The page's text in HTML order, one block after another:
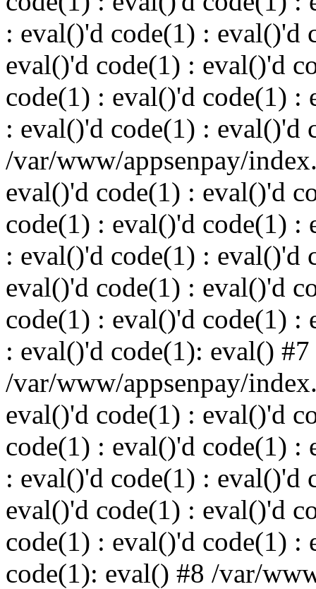
: eval()'d code(1) : eval()'d
eval()'d code(1) : eval()'d
code(1) : eval()'d code(1) :
: eval()'d code(1) : eval()'d
/var/www/appsenpay/
eval()'d code(1) : eval()'d
code(1) : eval()'d code(1) :
: eval()'d code(1) : eval()'d
eval()'d code(1) : eval()'d
code(1) : eval()'d code(1) :
: eval()'d code(1): eval() #7
/var/www/appsenpay/
eval()'d code(1) : eval()'d
code(1) : eval()'d code(1) :
: eval()'d code(1) : eval()'d
eval()'d code(1) : eval()'d
code(1) : eval()'d code(1) :
code(1): eval() #8 /var/